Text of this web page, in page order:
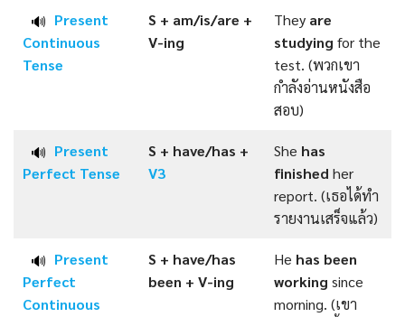
🔊 Present
Continuous
Tense
S + am/is/are +
V-ing
They are
studying for the
test. (พวกเขา
กำลังอ่านหนังสือ
สอบ)
🔊 Present
Perfect Tense
S + have/has +
V3
She has
finished her
report. (เธอได้ทำ
รายงานเสร็จแล้ว)
🔊 Present
Perfect
Continuous
S + have/has
been + V-ing
He has been
working since
morning. (เขา